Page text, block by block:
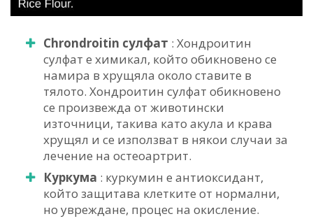
Chrondroitin сулфат : Хондроитин
сулфат е химикал, който обикновено се
намира в хрущяла около ставите в
тялото. Хондроитин сулфат обикновено
се произвежда от животински
източници, такива като акула и крава
хрущял и се използват в някои случаи за
лечение на остеоартрит.
Куркума : куркумин е антиоксидант,
който защитава клетките от нормални,
но увреждане, процес на окисление.